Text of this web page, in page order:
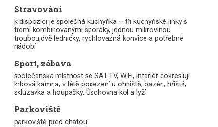
Stravování
k dispozici je společná kuchyňka – tři kuchyňské linky s
třemi kombinovanými sporáky, jednou mikrovlnou
troubou,dvě ledničky, rychlovazná konvice a potřebné
nádobí
Sport, zábava
společenská místnost se SAT-TV, WiFi, interiér dokreslují
krbová kamna, v létě posezení u ohniště, bazén, hřiště,
skluzavka a houpačky. Úschovna kol a lyží
Parkoviště
parkoviště před chatou